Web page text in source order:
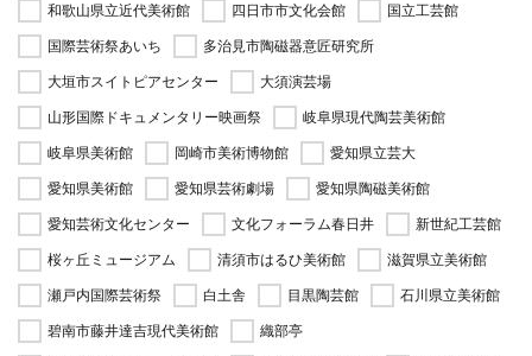
和歌山県立近代美術館
四日市市文化会館
国立工芸館
国際芸術祭あいち
多治見市陶磁器意匠研究所
大垣市スイトピアセンター
大須演芸場
山形国際ドキュメンタリー映画祭
岐阜県現代陶芸美術館
岐阜県美術館
岡崎市美術博物館
愛知県立芸大
愛知県美術館
愛知県芸術劇場
愛知県陶磁美術館
愛知芸術文化センター
文化フォーラム春日井
新世紀工芸館
桜ヶ丘ミュージアム
清須市はるひ美術館
滋賀県立美術館
瀬戸内国際芸術祭
白土舎 目黒陶芸館
石川県立美術館
碧南市藤井達吉現代美術館
織部亭